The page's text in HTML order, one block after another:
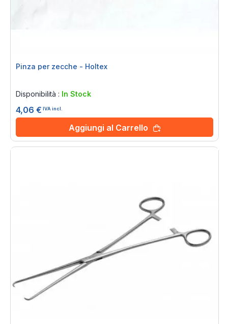
Pinza per zecche - Holtex
Disponibilità : In Stock
4,06 € IVA incl.
Aggiungi al Carrello